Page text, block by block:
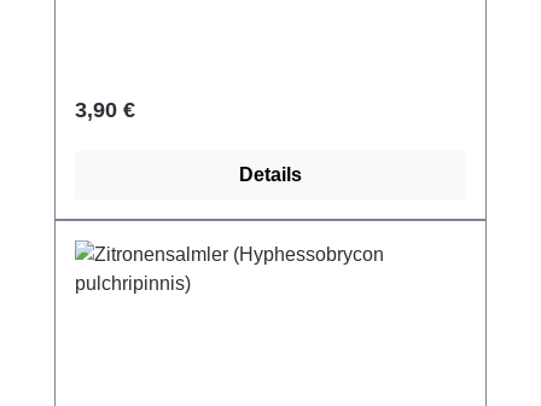
Regulärer Preis:
3,90 €
Details